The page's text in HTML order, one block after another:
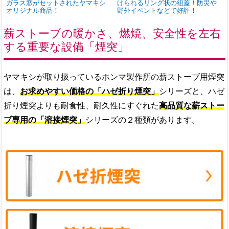
ガラス窓がセットされたヤマキシ
オリジナル商品！
けられるリング状の組蓋！防災や
野外イベントなどで好評！
薪ストーブの暖かさ、燃焼、安全性を左右
する重要な設備「煙突」
ヤマキシが取り扱っているホンマ製作所の薪ストーブ用煙突
は、 お求めやすい価格の「ハゼ折り煙突」シリーズと、ハゼ
折り煙突よりも耐食性、耐久性にすぐれた高品質な薪ストー
ブ専用の「溶接煙突」シリーズの２種類があります。